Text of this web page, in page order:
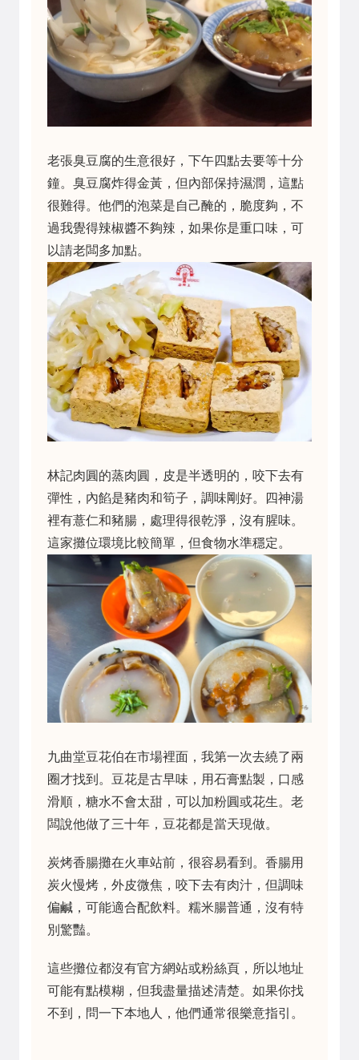
老張臭豆腐的生意很好，下午四點去要等十分
鐘。臭豆腐炸得金黃，但內部保持濕潤，這點
很難得。他們的泡菜是自己醃的，脆度夠，不
過我覺得辣椒醬不夠辣，如果你是重口味，可
以請老闆多加點。
林記肉圓的蒸肉圓，皮是半透明的，咬下去有
彈性，內餡是豬肉和筍子，調味剛好。四神湯
裡有薏仁和豬腸，處理得很乾淨，沒有腥味。
這家攤位環境比較簡單，但食物水準穩定。
九曲堂豆花伯在市場裡面，我第一次去繞了兩
圈才找到。豆花是古早味，用石膏點製，口感
滑順，糖水不會太甜，可以加粉圓或花生。老
闆說他做了三十年，豆花都是當天現做。
炭烤香腸攤在火車站前，很容易看到。香腸用
炭火慢烤，外皮微焦，咬下去有肉汁，但調味
偏鹹，可能適合配飲料。糯米腸普通，沒有特
別驚豔。
這些攤位都沒有官方網站或粉絲頁，所以地址
可能有點模糊，但我盡量描述清楚。如果你找
不到，問一下本地人，他們通常很樂意指引。